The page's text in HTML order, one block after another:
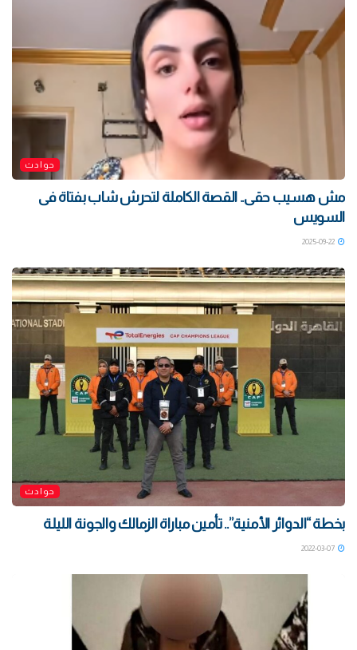
حوادث
مش هسيب حقى.. القصة الكاملة لتحرش شاب بفتاة فى
السويس
حوادث
بخطة “الدوائر الأمنية”.. تأمين مباراة الزمالك والجونة الليلة